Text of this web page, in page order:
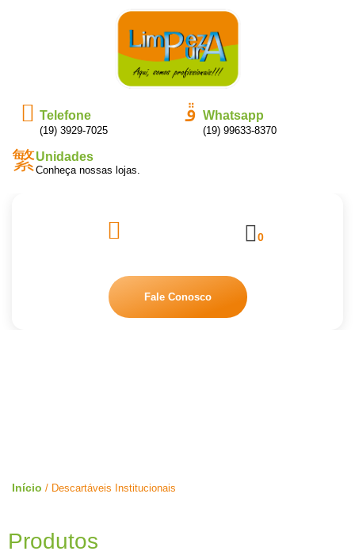
Telefone
(19) 3929-7025
Whatsapp
(19) 99633-8370
Unidades
Conheça nossas lojas.
0
Fale Conosco
Início / Descartáveis Institucionais
Produtos